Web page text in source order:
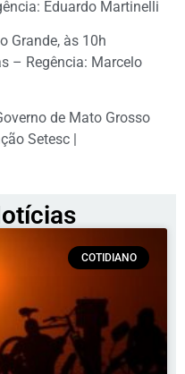
Eduardo Martinelli
Grande, às 10h
– Regência: Marcelo
de Mato Grosso
Setesc |
COTIDIANO